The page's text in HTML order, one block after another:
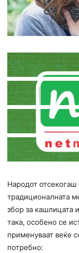
Народот
традиционалната
збор за кашлицата
така, особено се
применуваат веќе
потребно: